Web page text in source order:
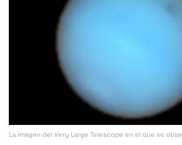
La imagen del Very Large Telescope en el que se